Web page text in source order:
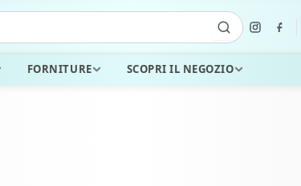
FORNITURE SCOPRI IL NEGOZIO